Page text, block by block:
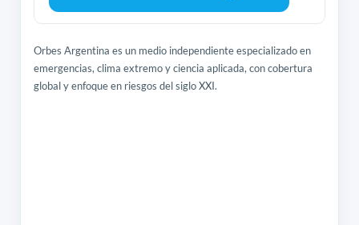
Orbes Argentina es un medio independiente especializado en
emergencias, clima extremo y ciencia aplicada, con cobertura
global y enfoque en riesgos del siglo XXI.